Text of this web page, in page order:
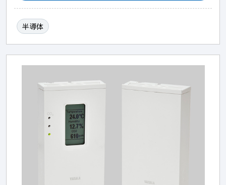
半導体